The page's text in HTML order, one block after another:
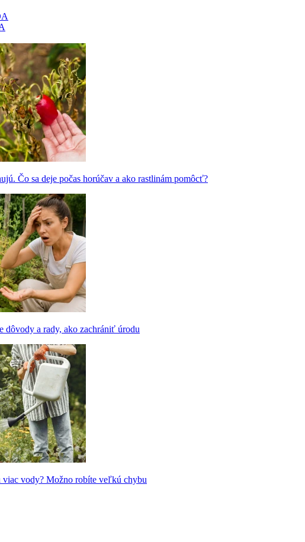
Čo sa deje počas horúčav a ako rastlinám pomôcť?
dôvody a rady, ako zachrániť úrodu
viac vody? Možno robíte veľkú chybu